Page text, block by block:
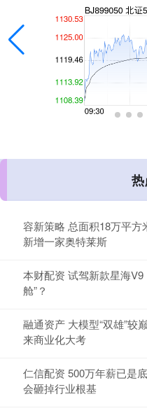
容新策略 总面积18万平
新增一家奥特莱斯
本财配资 试驾新款星海
舱”？
融通资产 大模型“双雄”较
来商业化大考
仁信配资 500万年薪已是
会砸掉行业根基